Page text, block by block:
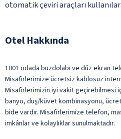
otomatik çeviri araçları
Otel Hakkında
1001 odada buzdolabı ve düz ekran
Misafirlerimize ücretsiz kablosuz
Misafirlerimizin iyi vakit geçirebilmesi
banyo, duş/küvet kombinasyonu,
bide vardır. Misafirlerimize telefon,
imkânlar ve kolaylıklar sunulmaktadır.